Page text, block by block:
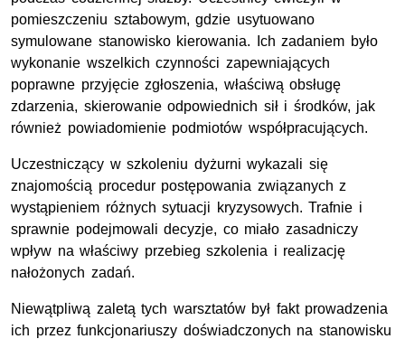
pomieszczeniu sztabowym, gdzie usytuowano
symulowane stanowisko kierowania. Ich zadaniem było
wykonanie wszelkich czynności zapewniających
poprawne przyjęcie zgłoszenia, właściwą obsługę
zdarzenia, skierowanie odpowiednich sił i środków, jak
również powiadomienie podmiotów współpracujących.
Uczestniczący w szkoleniu dyżurni wykazali się
znajomością procedur postępowania związanych z
wystąpieniem różnych sytuacji kryzysowych. Trafnie i
sprawnie podejmowali decyzje, co miało zasadniczy
wpływ na właściwy przebieg szkolenia i realizację
nałożonych zadań.
Niewątpliwą zaletą tych warsztatów był fakt prowadzenia
ich przez funkcjonariuszy doświadczonych na stanowisku